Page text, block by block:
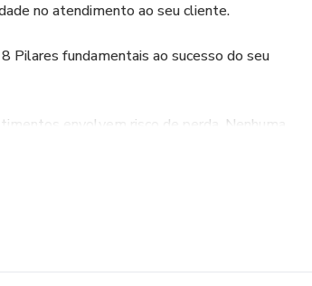
no atendimento ao seu cliente.
Pilares fundamentais ao sucesso do seu
envolvem risco de perda. Nenhuma
interpretada como uma garantia de resultados.